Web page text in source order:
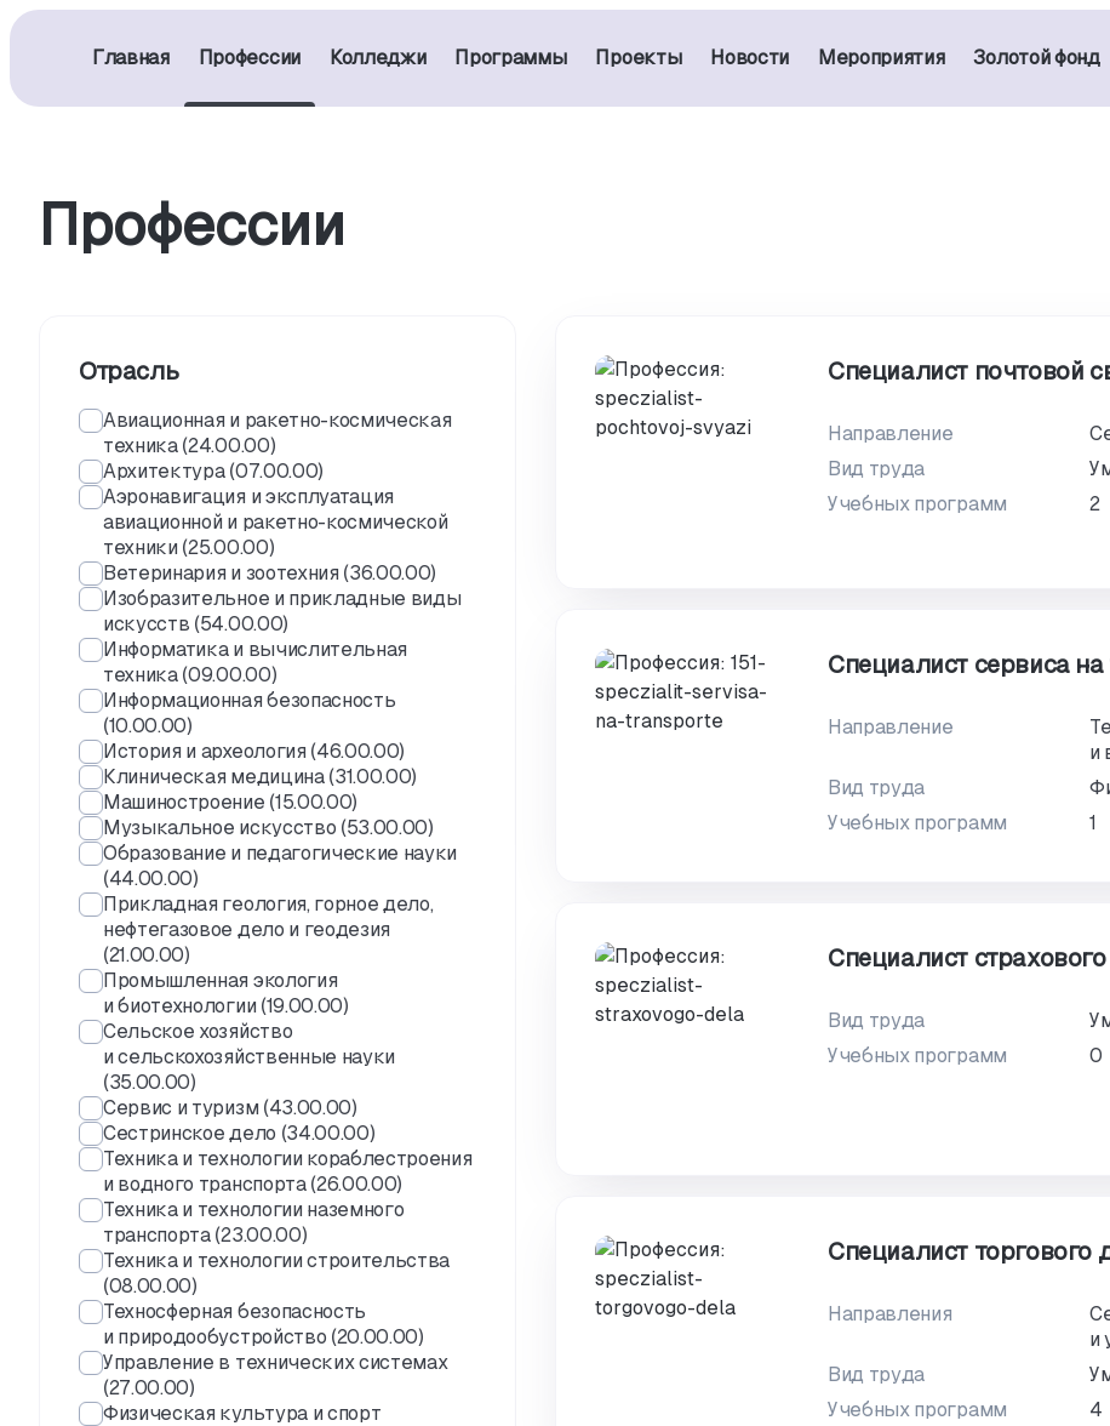
Главная Профессии Колледжи Программы Проекты Новости Мероприятия Золотой фонд
Профессии
Отрасль
Авиационная и ракетно-космическая
техника (24.00.00)
Архитектура (07.00.00)
Аэронавигация и эксплуатация
авиационной и ракетно-космической
техники (25.00.00)
Ветеринария и зоотехния (36.00.00)
Изобразительное и прикладные виды
искусств (54.00.00)
Информатика и вычислительная
техника (09.00.00)
Информационная безопасность
(10.00.00)
История и археология (46.00.00)
Клиническая медицина (31.00.00)
Машиностроение (15.00.00)
Музыкальное искусство (53.00.00)
Образование и педагогические науки
(44.00.00)
Прикладная геология, горное дело,
нефтегазовое дело и геодезия
(21.00.00)
Промышленная экология
и биотехнологии (19.00.00)
Сельское хозяйство
и сельскохозяйственные науки
(35.00.00)
Сервис и туризм (43.00.00)
Сестринское дело (34.00.00)
Техника и технологии кораблестроения
и водного транспорта (26.00.00)
Техника и технологии наземного
транспорта (23.00.00)
Техника и технологии строительства
(08.00.00)
Техносферная безопасность
и природообустройство (20.00.00)
Управление в технических системах
(27.00.00)
Физическая культура и спорт
Специалист почтовой
Направление
Вид труда
Учебных программ
2
Специалист сервиса на
Направление
и
Вид труда
Учебных программ
1
Специалист
Вид труда
Учебных программ
0
Специалист торгового
Направления
и
Вид труда
Учебных программ
4